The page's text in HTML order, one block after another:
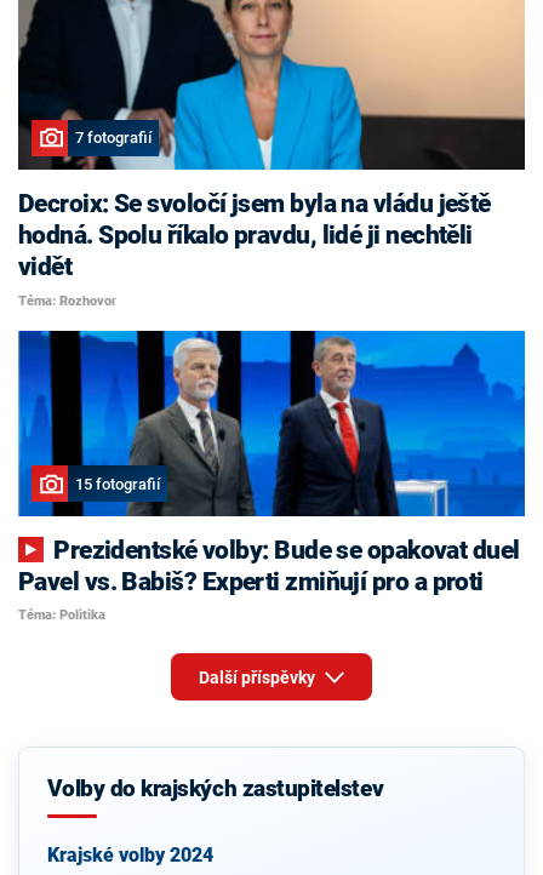
7 fotografií
Decroix: Se svoločí jsem byla na vládu ještě
hodná. Spolu říkalo pravdu, lidé ji nechtěli
vidět
Téma: Rozhovor
15 fotografií
Pavel vs. Babiš? Experti zmiňují pro a proti
Téma: Politika
Další příspěvky
Volby do krajských zastupitelstev
Krajské volby 2024